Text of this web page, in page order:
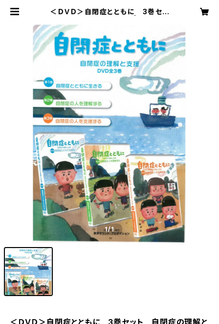
＜ＤＶＤ＞自閉症とともに 3巻セッ
症協会オンラインショップ
1/1
＜ＤＶＤ＞自閉症とともに 3巻セット 自閉症の理解と